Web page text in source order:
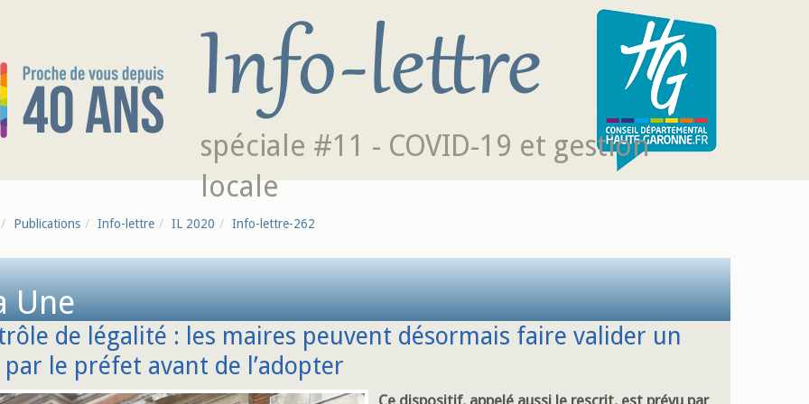
spéciale #11 - COVID-19 et gestion
locale
Publications Info-lettre IL 2020 Info-lettre-262
Une
de légalité : les maires peuvent désormais faire valider un
par le préfet avant de l’adopter
Ce dispositif, appelé aussi le rescrit, est prévu par